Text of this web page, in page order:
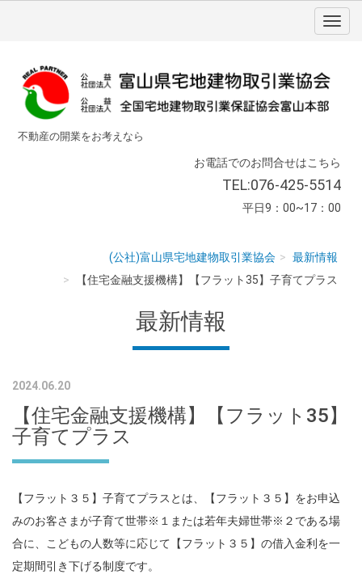
不動産の開業をお考えなら
お電話でのお問合せはこちら
TEL:076-425-5514
平日9：00~17：00
(公社)富山県宅地建物取引業協会
最新情報
【住宅金融支援機構】【フラット35】子育てプラス
最新情報
2024.06.20
【住宅金融支援機構】【フラット35】
子育てプラス
【フラット３５】子育てプラスとは、【フラット３５】をお申込
みのお客さまが子育て世帯※１または若年夫婦世帯※２である場
合に、こどもの人数等に応じて【フラット３５】の借入金利を一
定期間引き下げる制度です。